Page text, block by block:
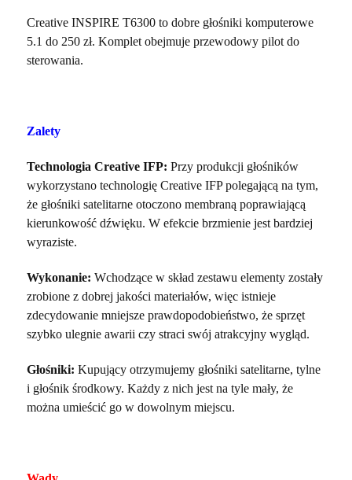
Creative INSPIRE T6300 to dobre głośniki komputerowe
5.1 do 250 zł. Komplet obejmuje przewodowy pilot do
sterowania.
Zalety
Technologia Creative IFP: Przy produkcji głośników
wykorzystano technologię Creative IFP polegającą na tym,
że głośniki satelitarne otoczono membraną poprawiającą
kierunkowość dźwięku. W efekcie brzmienie jest bardziej
wyraziste.
Wykonanie: Wchodzące w skład zestawu elementy zostały
zrobione z dobrej jakości materiałów, więc istnieje
zdecydowanie mniejsze prawdopodobieństwo, że sprzęt
szybko ulegnie awarii czy straci swój atrakcyjny wygląd.
Głośniki: Kupujący otrzymujemy głośniki satelitarne, tylne
i głośnik środkowy. Każdy z nich jest na tyle mały, że
można umieścić go w dowolnym miejscu.